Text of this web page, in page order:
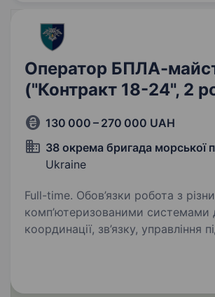
Оператор БПЛА-
("Контракт 18-24", 2
130 000 – 270 000 UAH
38 окрема бригада морської
Ukraine
Full-time. Обов’язки робота з різними
комп’ютеризованими системами
координації, зв’язку, управління